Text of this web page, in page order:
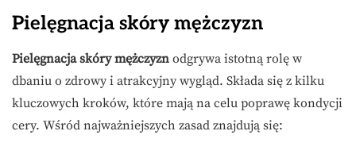
Pielęgnacja skóry mężczyzn
Pielęgnacja skóry mężczyzn odgrywa istotną rolę w
dbaniu o zdrowy i atrakcyjny wygląd. Składa się z kilku
kluczowych kroków, które mają na celu poprawę kondycji
cery. Wśród najważniejszych zasad znajdują się: